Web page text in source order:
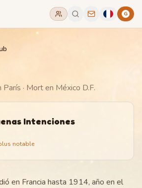
G
París · Mort en México D.F.
Intenciones
notable
en Francia hasta 1914, año en el